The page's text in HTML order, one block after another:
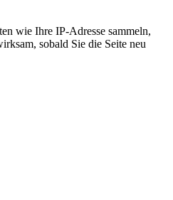
wie Ihre IP-Adresse sammeln,
sobald Sie die Seite neu